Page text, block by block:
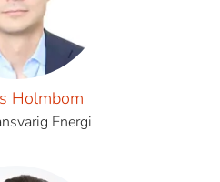
Holmbom
Energi